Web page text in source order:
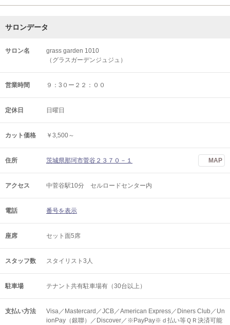
サロンデータ
サロン名
grass garden 1010
（グラスガーデンジュジュ）
営業時間 ９：3０ー２２：００
定休日 日曜日
カット価格 ￥3,500～
住所 茨城県那珂市菅谷２３７０－１ MAP
アクセス 中菅谷駅10分 セルロードセンター内
電話 番号を表示
座席 セット面5席
スタッフ数 スタイリスト3人
駐車場 テナント共有駐車場有（30台以上）
支払い方法
Visa／Mastercard／JCB／American Express／Diners Club／Un
ionPay（銀聯）／Discover／※PayPay※ｄ払い等ＱＲ決済可能